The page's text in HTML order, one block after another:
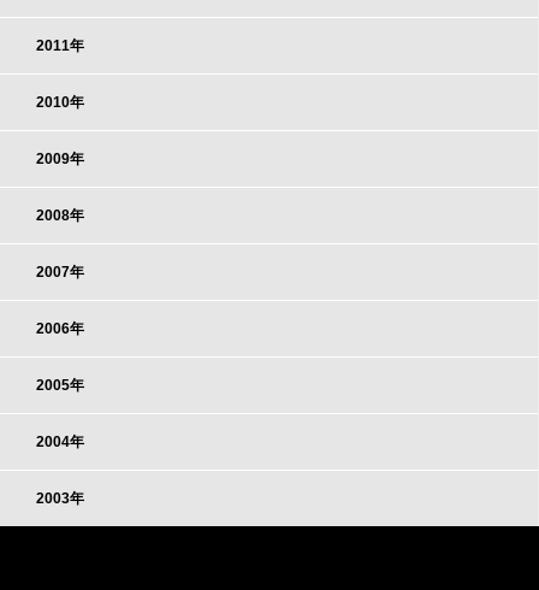
2011年
2010年
2009年
2008年
2007年
2006年
2005年
2004年
2003年